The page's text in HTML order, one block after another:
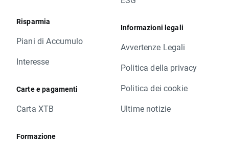
Risparmia
Piani di Accumulo
Interesse
Carte e pagamenti
Carta XTB
Formazione
Informazioni legali
Avvertenze Legali
Politica della privacy
Politica dei cookie
Ultime notizie